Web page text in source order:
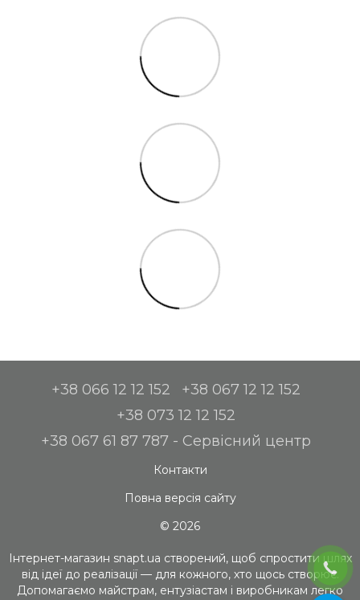
+38 066 12 12 152
+38 067 12 12 152
+38 073 12 12 152
+38 067 61 87 787 - Сервісний центр
Контакти
Повна версія сайту
© 2026
Інтернет-магазин snapt.ua створений, щоб спростити шлях
від ідеї до реалізації — для кожного, хто щось створює.
Допомагаємо майстрам, ентузіастам і виробникам легко